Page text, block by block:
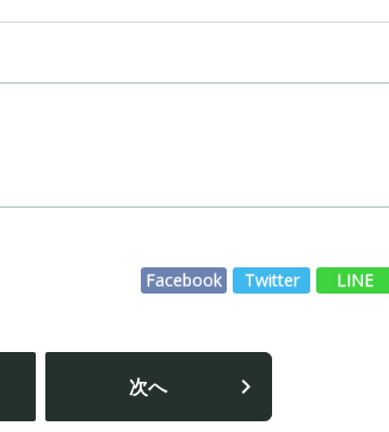
Facebook Twitter LINE
次へ